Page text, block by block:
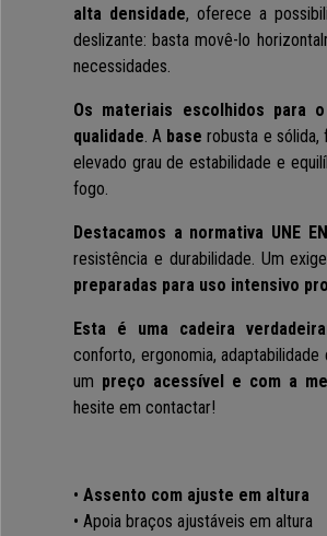
alta densidade, oferece a
deslizante: basta movê-lo
necessidades.
Os materiais escolhidos para
qualidade. A base robusta e sólida,
elevado grau de estabilidade e
fogo.
Destacamos a normativa UNE
resistência e durabilidade. Um
preparadas para uso intensivo
Esta é uma cadeira
conforto, ergonomia, adaptabilidade
um preço acessível e com a
hesite em contactar!
• Assento com ajuste em altura
• Apoia braços ajustáveis em altura